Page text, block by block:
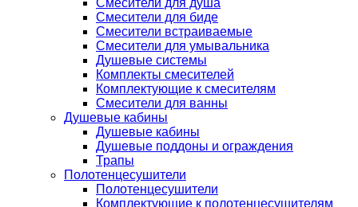
Смесители для душа
Смесители для биде
Смесители встраиваемые
Смесители для умывальника
Душевые системы
Комплекты смесителей
Комплектующие к смесителям
Смесители для ванны
Душевые кабины
Душевые кабины
Душевые поддоны и ограждения
Трапы
Полотенцесушители
Полотенцесушители
Комплектующие к полотенцесушителям